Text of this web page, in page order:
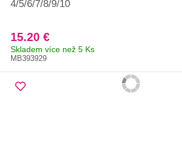
4/5/6/7/8/9/10
15.20 €
Skladem více než 5 Ks
MB393929